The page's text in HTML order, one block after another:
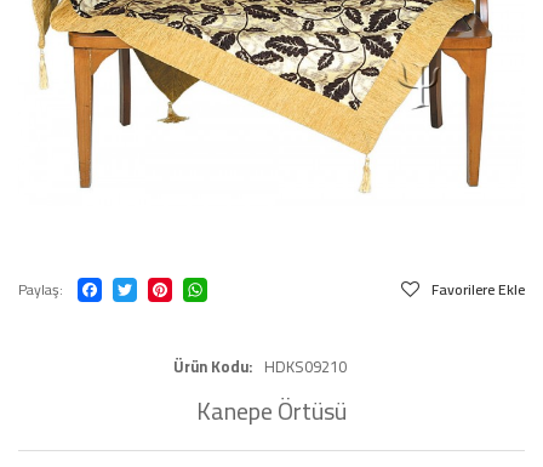
Paylaş Favorilere Ekle
Ürün Kodu HDKS09210
Kanepe Örtüsü